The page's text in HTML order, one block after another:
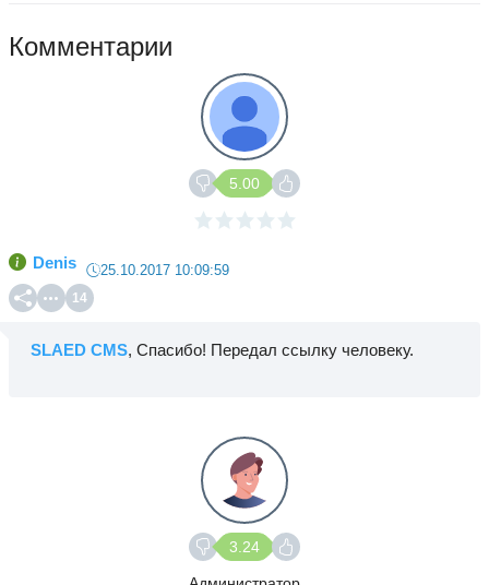
Комментарии
5.00
Denis 25.10.2017 10:09:59
14
SLAED CMS, Спасибо! Передал ссылку человеку.
3.24